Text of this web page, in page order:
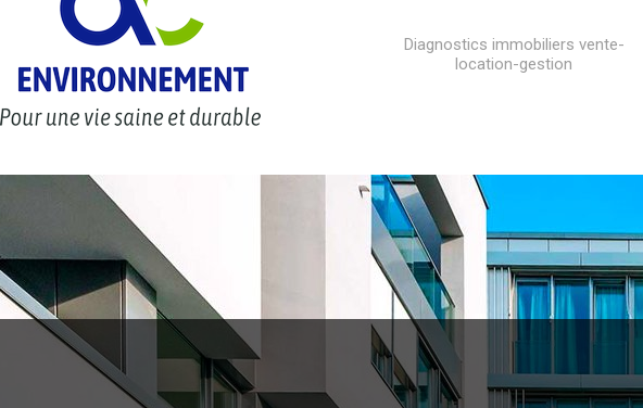
Diagnostics immobiliers vente-
location-gestion